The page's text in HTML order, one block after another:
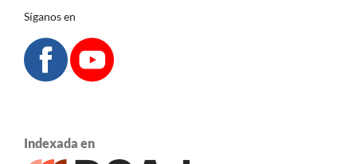
Síganos en
Indexada en